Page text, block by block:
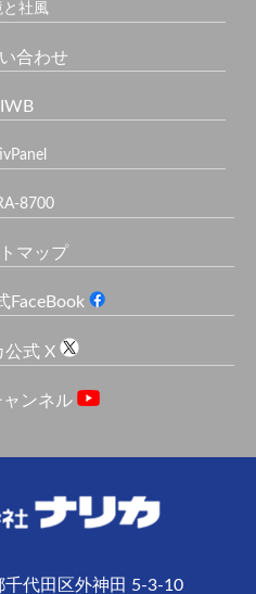
と社風
合わせ
IWB
8700
マップ
FaceBook
公式 X
ンネル
代田区外神田 5-3-10